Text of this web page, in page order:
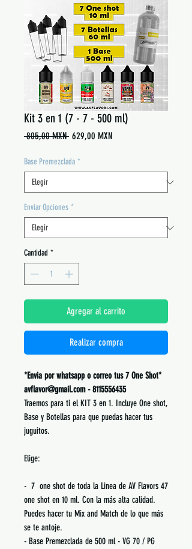
Kit 3 en 1 (7 - 7 - 500 ml)
805,00 MXN Precio
629,00 MXNPrecio
Base Premezclada *
Enviar Opciones *
Cantidad *
Agregar al carrito
Realizar compra
*Envia por whatsapp o correo tus 7 One Shot*
avflavor@gmail.com - 8115556435
Traemos para ti el KIT 3 en 1. Incluye One shot,
Base y Botellas para que puedas hacer tus
juguitos.
Elige:
- 7 one shot de toda la Linea de AV Flavors 47
one shot en 10 ml. Con la más alta calidad.
Puedes hacer tu Mix and Match de lo que más
se te antoje.
- Base Premezclada de 500 ml - VG 70 / PG